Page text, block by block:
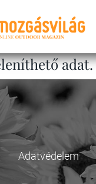
adat.
Adatvédelem